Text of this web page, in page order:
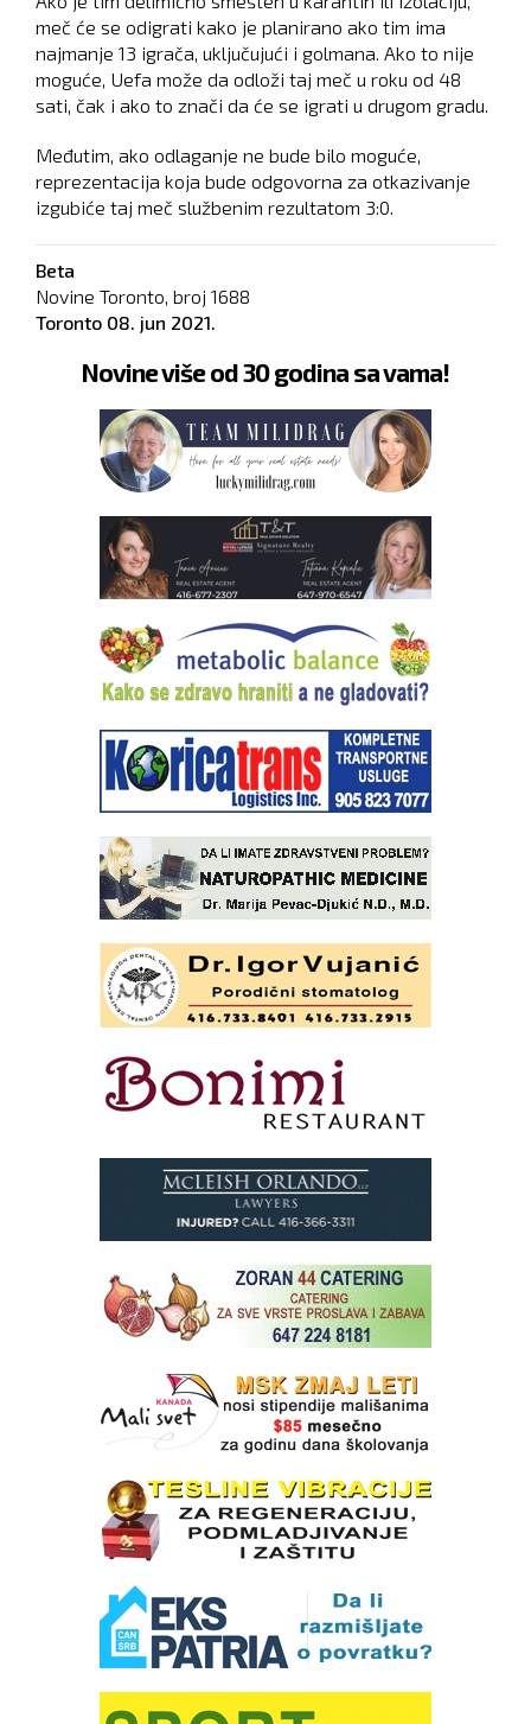
meč će se odigrati kako je planirano ako tim ima
najmanje 13 igrača, uključujući i golmana. Ako to nije
moguće, Uefa može da odloži taj meč u roku od 48
sati, čak i ako to znači da će se igrati u drugom gradu.
Međutim, ako odlaganje ne bude bilo moguće,
reprezentacija koja bude odgovorna za otkazivanje
izgubiće taj meč službenim rezultatom 3:0.
Beta
Novine Toronto, broj 1688
Toronto 08. jun 2021.
Novine više od 30 godina sa vama!